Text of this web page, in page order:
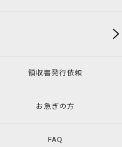
領収書発行依頼
お急ぎの方
FAQ